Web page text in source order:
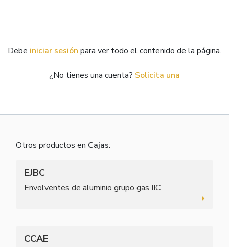
Debe iniciar sesión para ver todo el contenido de la página.
¿No tienes una cuenta? Solicita una
Otros productos en Cajas:
EJBC
Envolventes de aluminio grupo gas IIC
CCAE